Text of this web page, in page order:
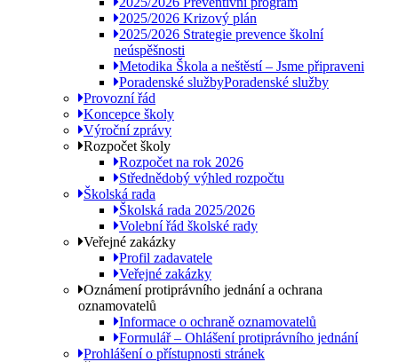
2025/2026 Krizový plán
2025/2026 Strategie prevence školní
neúspěšnosti
Metodika Škola a neštěstí – Jsme připraveni
Poradenské službyPoradenské služby
Provozní řád
Koncepce školy
Výroční zprávy
Rozpočet školy
Rozpočet na rok 2026
Střednědobý výhled rozpočtu
Školská rada
Školská rada 2025/2026
Volební řád školské rady
Veřejné zakázky
Profil zadavatele
Veřejné zakázky
Oznámení protiprávního jednání a ochrana
oznamovatelů
Informace o ochraně oznamovatelů
Formulář – Ohlášení protiprávního jednání
Prohlášení o přístupnosti stránek